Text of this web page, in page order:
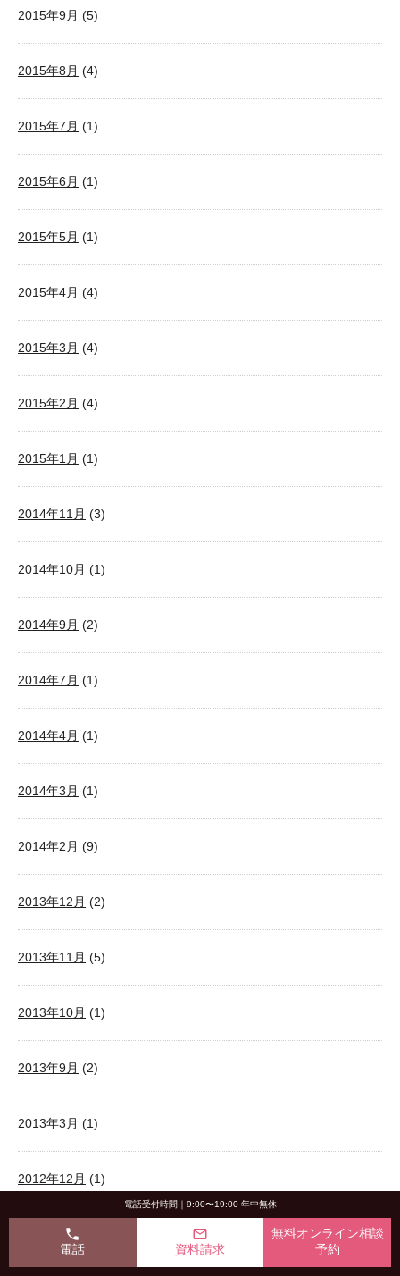
2015年9月 (5)
2015年8月 (4)
2015年7月 (1)
2015年6月 (1)
2015年5月 (1)
2015年4月 (4)
2015年3月 (4)
2015年2月 (4)
2015年1月 (1)
2014年11月 (3)
2014年10月 (1)
2014年9月 (2)
2014年7月 (1)
2014年4月 (1)
2014年3月 (1)
2014年2月 (9)
2013年12月 (2)
2013年11月 (5)
2013年10月 (1)
2013年9月 (2)
2013年3月 (1)
2012年12月 (1)
2012年9月
電話受付時間｜9:00〜19:00 年中無休
phone
電話
mail_outline
資料請求
無料オンライン相談
予約